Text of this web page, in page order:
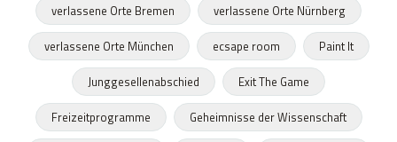
verlassene Orte Bremen
verlassene Orte Nürnberg
verlassene Orte München
ecsape room
Paint It
Junggesellenabschied
Exit The Game
Freizeitprogramme
Geheimnisse der Wissenschaft